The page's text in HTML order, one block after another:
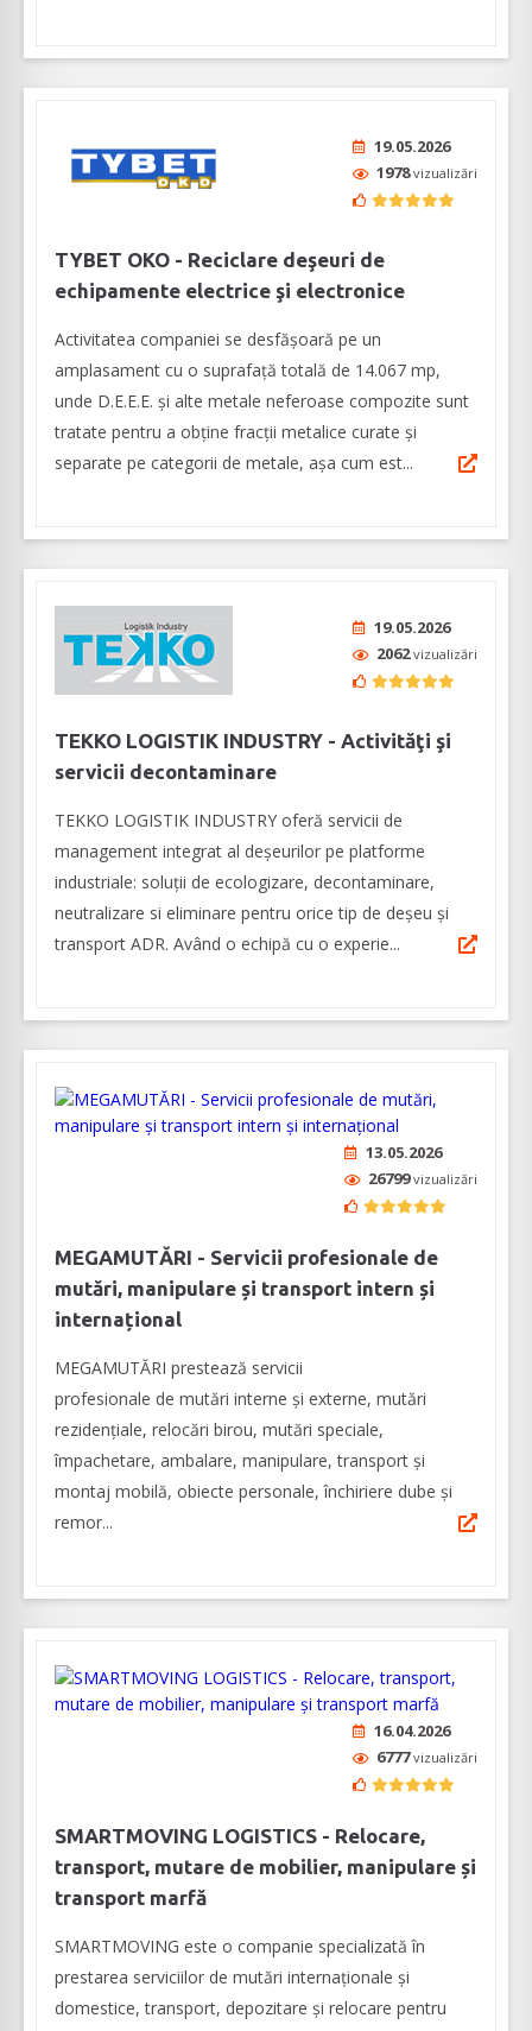
19.05.2026
1978vizualizări
TYBET OKO - Reciclare deşeuri de
echipamente electrice şi electronice
Activitatea companiei se desfășoară pe un
amplasament cu o suprafață totală de 14.067 mp,
unde D.E.E.E. și alte metale neferoase compozite sunt
tratate pentru a obține fracții metalice curate și
separate pe categorii de metale, așa cum est...
19.05.2026
2062vizualizări
TEKKO LOGISTIK INDUSTRY - Activităţi şi
servicii decontaminare
TEKKO LOGISTIK INDUSTRY oferă servicii de
management integrat al deșeurilor pe platforme
industriale: soluții de ecologizare, decontaminare,
neutralizare si eliminare pentru orice tip de deșeu și
transport ADR. Având o echipă cu o experie...
13.05.2026
26799vizualizări
MEGAMUTĂRI - Servicii profesionale de
mutări, manipulare și transport intern și
internațional
MEGAMUTĂRI prestează servicii
profesionale de mutări interne și externe, mutări
rezidenţiale, relocări birou, mutări speciale,
împachetare, ambalare, manipulare, transport și
montaj mobilă, obiecte personale, închiriere dube și
remor...
16.04.2026
6777vizualizări
SMARTMOVING LOGISTICS - Relocare,
transport, mutare de mobilier, manipulare și
transport marfă
SMARTMOVING este o companie specializată în
prestarea serviciilor de mutări internaţionale şi
domestice, transport, depozitare şi relocare pentru